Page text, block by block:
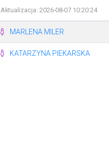
Aktualizacja: 2026-08-07 10:20:24
MARLENA MILER
KATARZYNA PIEKARSKA